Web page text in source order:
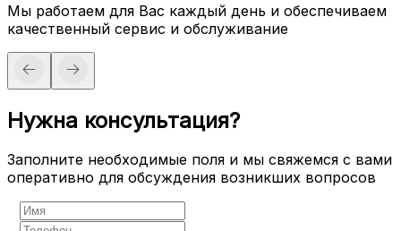
Мы работаем для Вас каждый день и обеспечиваем
качественный сервис и обслуживание
Нужна консультация?
Заполните необходимые поля и мы свяжемся с вами
оперативно для обсуждения возникших вопросов